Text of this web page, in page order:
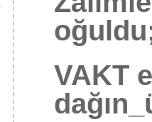
VAKT